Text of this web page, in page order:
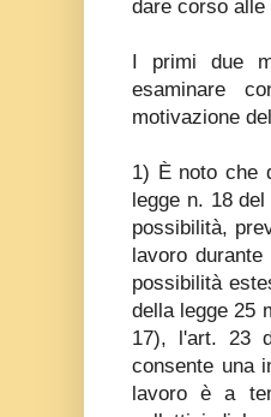
dare corso
I primi due
esaminare
motivazione
1) È noto che
legge n. 18
possibilità,
lavoro
possibilità
della legge 25
17), l'art. 23
consente una
lavoro è a